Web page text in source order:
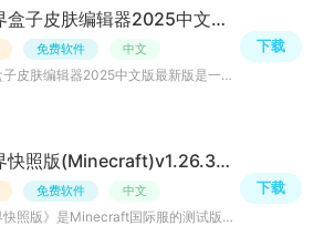
我的世界盒子皮肤编辑器2025中文版最新版v1.8.9手机版
免费软件 中文
我的世界盒子皮肤编辑器2025中文版最新版是一款免费无广告的我的世界皮肤模组编辑工具，APP支持玩家自定义添
下载
我的世界快照版(Minecraft)v1.26.30.31 最新版
免费软件 中文
《我的世界快照版》是Minecraft国际服的测试版本，保留了经典的像素方块风格与自由开放的沙盒创造机制，提供
下载